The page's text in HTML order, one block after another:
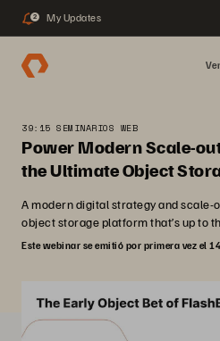
2 My Updates
39:15 SEMINARIOS WEB
Power Modern Scale-
the Ultimate Object
A modern digital strategy and scale-
object storage platform that’s up to
Este webinar se emitió por primera vez el